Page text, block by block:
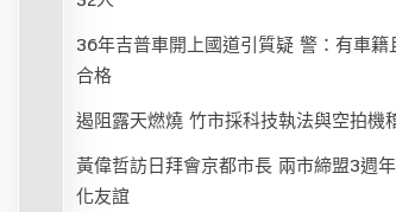
36年吉普車開上國道引質疑 警：有車籍
合格
遏阻露天燃燒 竹市採科技執法與空拍機
黃偉哲訪日拜會京都市長 兩市締盟3週
化友誼